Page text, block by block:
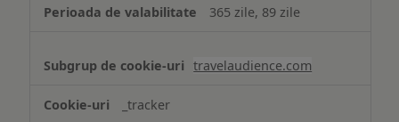
365 zile, 89 zile
travelaudience.com
_tracker